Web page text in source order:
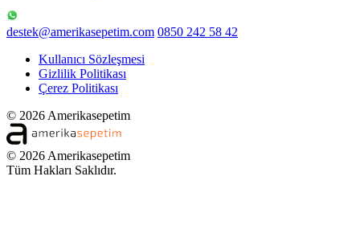
destek@amerikasepetim.com 0850 242 58 42
Kullanıcı Sözleşmesi
Gizlilik Politikası
Çerez Politikası
© 2026 Amerikasepetim
© 2026 Amerikasepetim
Tüm Hakları Saklıdır.